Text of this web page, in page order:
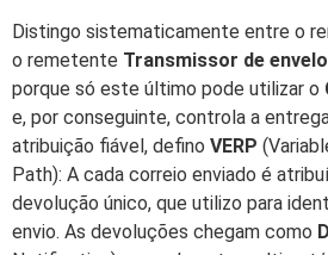
Distingo sistematicamente entre o
o remetente Transmissor de
porque só este último pode utilizar o
e, por conseguinte, controla a
atribuição fiável, defino VERP
Path): A cada correio enviado é
devolução único, que utilizo para
envio. As devoluções chegam como